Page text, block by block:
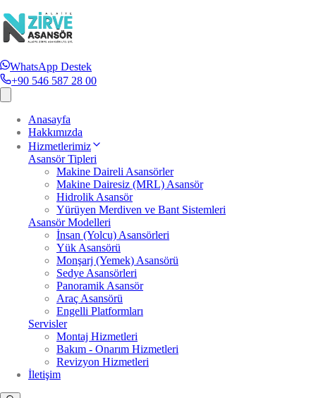
WhatsApp Destek
+90 546 587 28 00
Anasayfa
Hakkımızda
Hizmetlerimiz
Asansör Tipleri
Makine Daireli Asansörler
Makine Dairesiz (MRL) Asansör
Hidrolik Asansör
Yürüyen Merdiven ve Bant Sistemleri
Asansör Modelleri
İnsan (Yolcu) Asansörleri
Yük Asansörü
Monşarj (Yemek) Asansörü
Sedye Asansörleri
Panoramik Asansör
Araç Asansörü
Engelli Platformları
Servisler
Montaj Hizmetleri
Bakım - Onarım Hizmetleri
Revizyon Hizmetleri
İletişim